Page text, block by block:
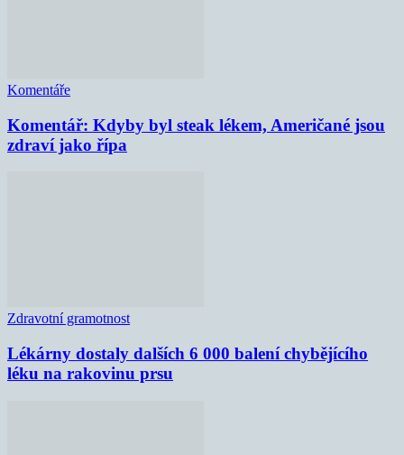
Komentáře
Komentář: Kdyby byl steak lékem, Američané jsou
zdraví jako řípa
Zdravotní gramotnost
Lékárny dostaly dalších 6 000 balení chybějícího
léku na rakovinu prsu